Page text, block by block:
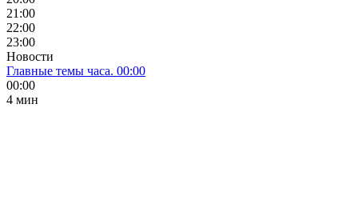
21:00
22:00
23:00
Новости
Главные темы часа. 00:00
00:00
4 мин